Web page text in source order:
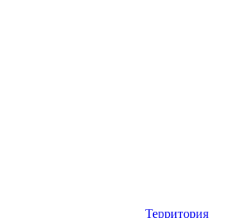
Территория